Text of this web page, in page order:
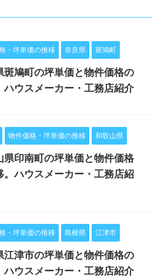
・坪単価の推移 奈良県 斑鳩町
斑鳩町の坪単価と物件価格の
ハウスメーカー・工務店紹介
物件価格・坪単価の推移 和歌山県
県印南町の坪単価と物件価格
。ハウスメーカー・工務店紹
・坪単価の推移 島根県 江津市
江津市の坪単価と物件価格の
ハウスメーカー・工務店紹介